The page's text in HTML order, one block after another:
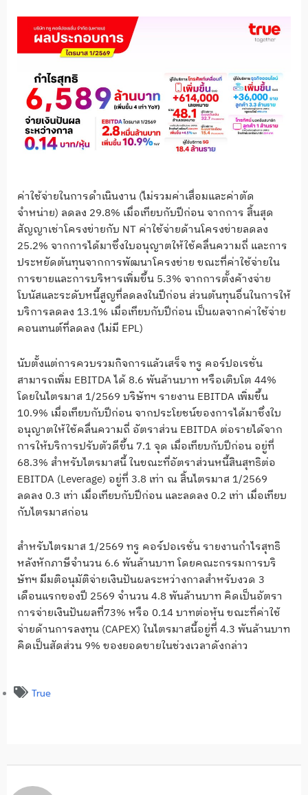
ค่าใช้จ่ายในการดำเนินงาน (ไม่รวมค่าเสื่อมและค่าตัด
จำหน่าย) ลดลง 29.8% เมื่อเทียบกับปีก่อน จากการ สิ้นสุด
สัญญาเช่าโครงข่ายกับ NT ค่าใช้จ่ายด้านโครงข่ายลดลง
25.2% จากการได้มาซึ่งใบอนุญาตให้ใช้คลื่นความถี่ และการ
ประหยัดต้นทุนจากการพัฒนาโครงข่าย ขณะที่ค่าใช้จ่ายใน
การขายและการบริหารเพิ่มขึ้น 5.3% จากการตั้งค้างจ่าย
โบนัสและระดับหนี้สูญที่ลดลงในปีก่อน ส่วนต้นทุนอื่นในการให้
บริการลดลง 13.1% เมื่อเทียบกับปีก่อน เป็นผลจากค่าใช้จ่าย
คอนเทนต์ที่ลดลง (ไม่มี EPL)
นับตั้งแต่การควบรวมกิจการแล้วเสร็จ ทรู คอร์ปอเรชั่น
สามารถเพิ่ม EBITDA ได้ 8.6 พันล้านบาท หรือเติบโต 44%
โดยในไตรมาส 1/2569 บริษัทฯ รายงาน EBITDA เพิ่มขึ้น
10.9% เมื่อเทียบกับปีก่อน จากประโยชน์ของการได้มาซึ่งใบ
อนุญาตให้ใช้คลื่นความถี่ อัตราส่วน EBITDA ต่อรายได้จาก
การให้บริการปรับตัวดีขึ้น 7.1 จุด เมื่อเทียบกับปีก่อน อยู่ที่
68.3% สำหรับไตรมาสนี้ ในขณะที่อัตราส่วนหนี้สินสุทธิต่อ
EBITDA (Leverage) อยู่ที่ 3.8 เท่า ณ สิ้นไตรมาส 1/2569
ลดลง 0.3 เท่า เมื่อเทียบกับปีก่อน และลดลง 0.2 เท่า เมื่อเทียบ
กับไตรมาสก่อน
สำหรับไตรมาส 1/2569 ทรู คอร์ปอเรชั่น รายงานกำไรสุทธิ
หลังหักภาษีจำนวน 6.6 พันล้านบาท โดยคณะกรรมการบริ
ษัทฯ มีมติอนุมัติจ่ายเงินปันผลระหว่างกาลสำหรับงวด 3
เดือนแรกของปี 2569 จำนวน 4.8 พันล้านบาท คิดเป็นอัตรา
การจ่ายเงินปันผลที่73% หรือ 0.14 บาทต่อหุ้น ขณะที่ค่าใช้
จ่ายด้านการลงทุน (CAPEX) ในไตรมาสนี้อยู่ที่ 4.3 พันล้านบาท
คิดเป็นสัดส่วน 9% ของยอดขายในช่วงเวลาดังกล่าว
True